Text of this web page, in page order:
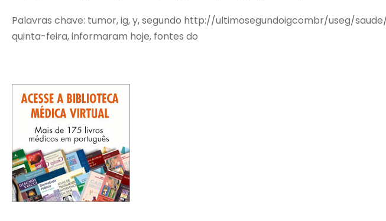
Palavras chave: tumor, ig, y, segundo http://ultimosegundoigcombr/useg/
quinta-feira, informaram hoje, fontes do